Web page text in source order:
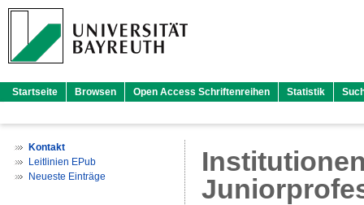
Startseite Browsen Open Access Schriftenreihen Statistik
Kontakt
Leitlinien EPub
Neueste Einträge